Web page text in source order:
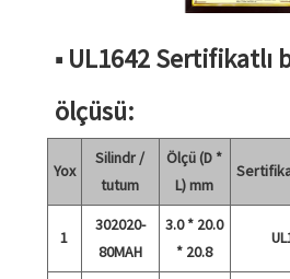
■ UL1642 Sertifikatlı
ölçüsü:
Yox
Silindr /
tutum
Ölçü (D *
L) mm
1
302020-
80MAH
3.0 * 20.0
* 20.8